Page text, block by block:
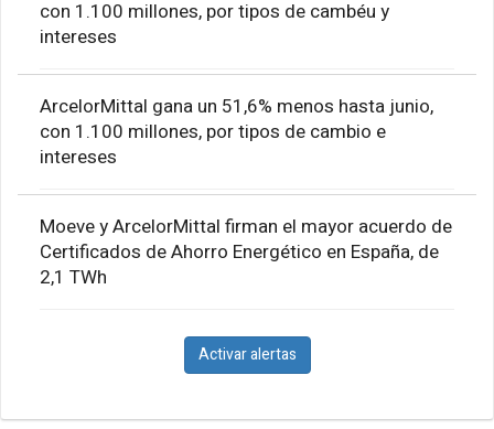
con 1.100 millones, por tipos de cambéu y
intereses
ArcelorMittal gana un 51,6% menos hasta junio,
con 1.100 millones, por tipos de cambio e
intereses
Moeve y ArcelorMittal firman el mayor acuerdo de
Certificados de Ahorro Energético en España, de
2,1 TWh
Activar alertas